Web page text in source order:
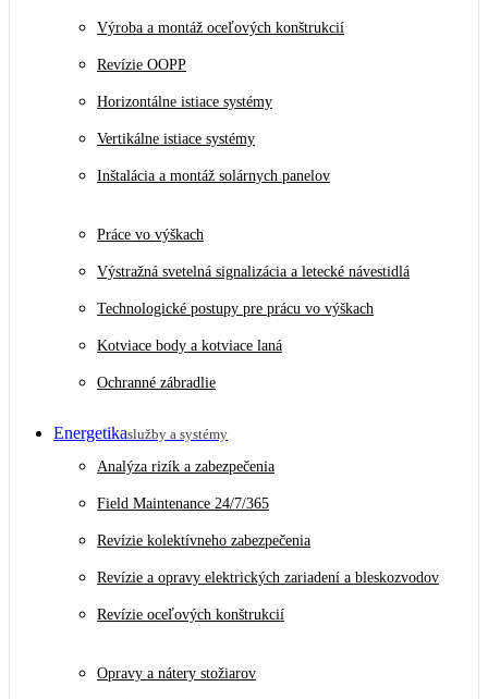
Výroba a montáž oceľových konštrukcií
Revízie OOPP
Horizontálne istiace systémy
Vertikálne istiace systémy
Inštalácia a montáž solárnych panelov
Práce vo výškach
Výstražná svetelná signalizácia a letecké návestidlá
Technologické postupy pre prácu vo výškach
Kotviace body a kotviace laná
Ochranné zábradlie
Energetikaslužby a systémy
Analýza rizík a zabezpečenia
Field Maintenance 24/7/365
Revízie kolektívneho zabezpečenia
Revízie a opravy elektrických zariadení a bleskozvodov
Revízie oceľových konštrukcií
Opravy a nátery stožiarov